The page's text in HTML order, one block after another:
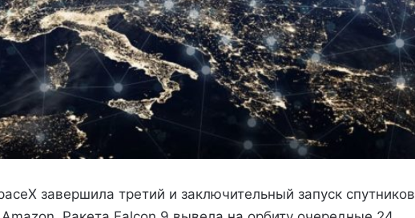
завершила третий и заключительный запуск спутников